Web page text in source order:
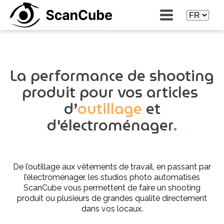
La performance de shooting
produit pour vos articles
d’outillage et
d'électroménager.
De l’outillage aux vêtements de travail, en passant par
l’électroménager, les studios photo automatisés
ScanCube vous permettent de faire un shooting
produit ou plusieurs de grandes qualité directement
dans vos locaux.